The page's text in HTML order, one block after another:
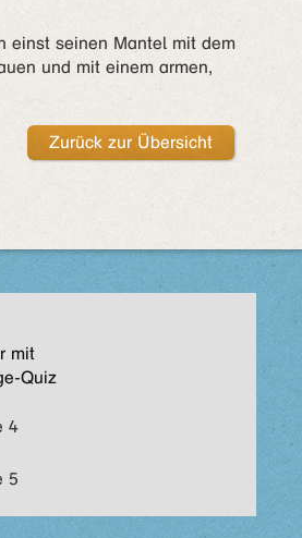
einst seinen Mantel mit dem
und mit einem armen,
Zurück zur Übersicht
mit
Quiz
4
5